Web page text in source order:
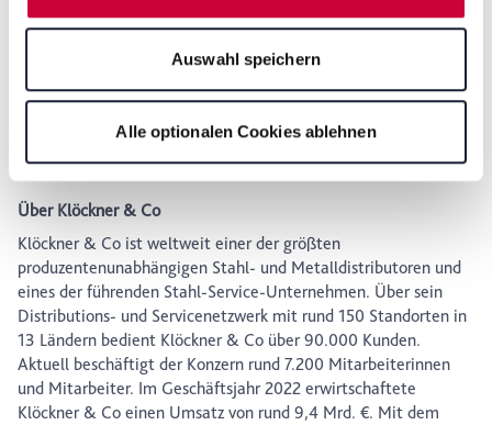
können Sie durch Anklicken von "Details zeigen" oder
Ende der Webseite verlinkt ist, wählen und finden. Je
nach den von Ihnen gewählten Einstellungen oder wenn
Sie die Schaltfläche "Alle optionalen Cookies ablehnen"
wählen, stehen Ihnen möglicherweise einige Funktionen
Einwilligung jederzeit mit Wirkung für die Zukunft in
Datenschutz-Symbols am Ende der Seite widerrufen.
Auswahl speichern
Alle optionalen Cookies ablehnen
zweiten Halbjahr 2022 insgesamt weiter verbessert. Vor
diesem Hintergrund sowie erheblich unterstützt durch das
proaktive und disziplinierte Net Working Capital-Management
prognostiziert das Unternehmen für das zweite Quartal ein
EBITDA vor wesentlichen Sondereffekten von 60 Mio. € bis 110
Mio. € sowie einen positiven Cashflow aus betrieblicher
Tätigkeit.
Über Klöckner & Co
Klöckner & Co ist weltweit einer der größten
produzentenunabhängigen Stahl- und Metalldistributoren und
eines der führenden Stahl-Service-Unternehmen. Über sein
Distributions- und Servicenetzwerk mit rund 150 Standorten in
13 Ländern bedient Klöckner & Co über 90.000 Kunden.
Aktuell beschäftigt der Konzern rund 7.200 Mitarbeiterinnen
und Mitarbeiter. Im Geschäftsjahr 2022 erwirtschaftete
Klöckner & Co einen Umsatz von rund 9,4 Mrd. €. Mit dem